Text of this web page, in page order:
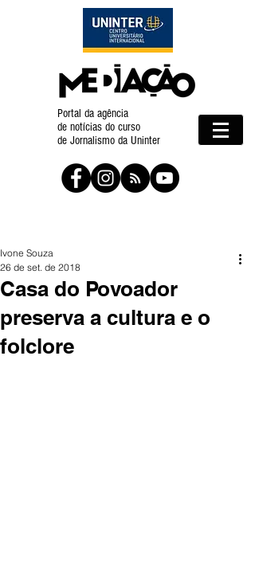
Portal da agência
de notícias do curso
de Jornalismo da Uninter
Casa do Povoador
preserva a cultura e o
folclore
Ivone Souza
26 de set. de 2018